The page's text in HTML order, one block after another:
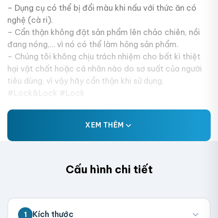
– Dụng cụ có thể bị đổi màu khi nấu với thức ăn có
nghệ (cà ri).
– Cẩn thận không đặt sản phẩm lên chảo chiên, nồi
đang nóng,… vì nó có thể làm hỏng sản phẩm.
– Chúng tôi không chịu trách nhiệm cho bất kì thiệt
hại vật chất hoặc cá nhân nào do sơ suất của người
tiêu dùng, vì vậy hãy cẩn thận khi sử dụng.
#Lock&Lock #Lock
XEM THÊM
Cấu hình chi tiết
1 Kích thước